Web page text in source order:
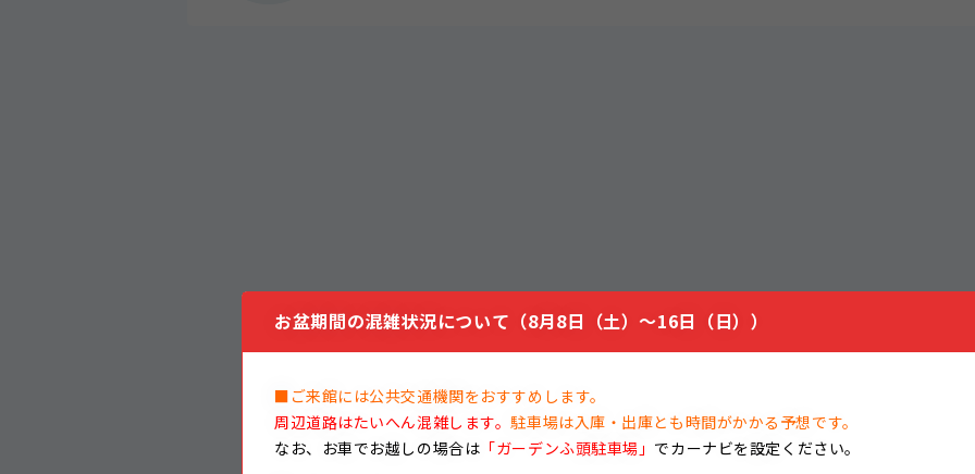
お盆期間の混雑状況について（8月8日（土）～16日（日））
■ご来館には公共交通機関をおすすめします。
周辺道路はたいへん混雑します。駐車場は入庫・出庫とも時間がかかる予想です。
なお、
お車でお越しの場合は 「ガーデンふ頭駐車場」 でカーナビを設定ください。